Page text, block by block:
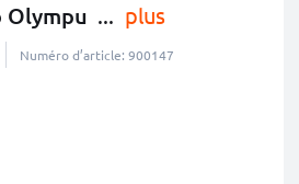
... plus
Numéro d’article: 900147